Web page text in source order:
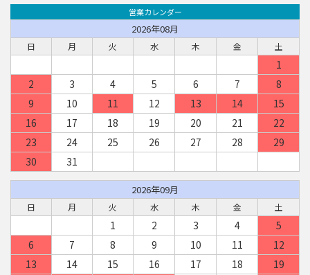
営業カレンダー
2026年08月
日 月 火 水 木 金 土
1
2
3 4 5 6 7
8
9
10 11 12 13 14
15
16
17 18 19 20 21
22
23
24 25 26 27 28
29
30
31
2026年09月
日 月 火 水 木 金 土
1 2 3 4
5
6
7 8 9 10 11
12
13
14 15 16 17 18
19